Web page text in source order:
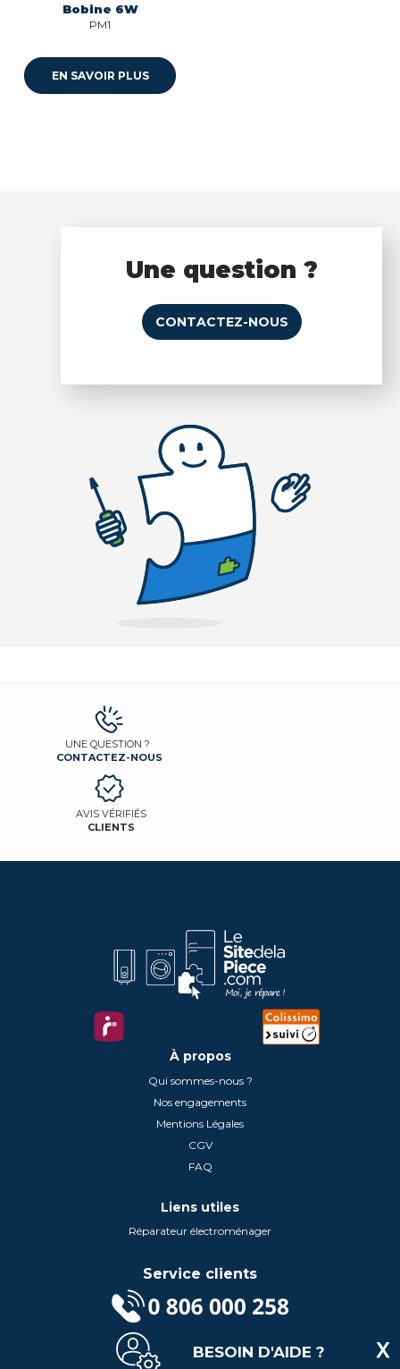
Bobine 6W
PM1
EN SAVOIR PLUS
Une question ?
CONTACTEZ-NOUS
UNE QUESTION ?
CONTACTEZ-NOUS
AVIS VÉRIFIÉS
CLIENTS
À propos
Qui sommes-nous ?
Nos engagements
Mentions Légales
CGV
FAQ
Liens utiles
Réparateur électroménager
Service clients
(Service gratuit + prix d'un appel local)
Lundi au Vendredi de 9h à 18h
BESOIN D'AIDE ?